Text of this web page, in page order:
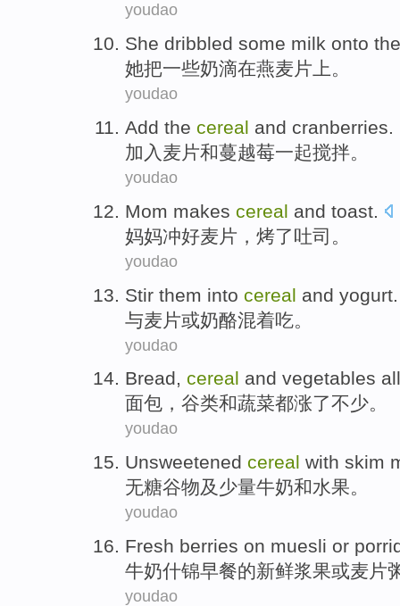
youdao
She dribbled some milk onto the
她把一些奶滴在燕麦片 上。
youdao
Add the cereal and cranberries.
加入 麦片和蔓越莓一起搅拌。
youdao
Mom makes cereal and toast.
妈妈冲好麦片，烤了吐司。
youdao
Stir them into cereal and yogurt
与麦片或奶酪混着吃。
youdao
Bread, cereal and vegetables all
面包 ， 谷类和蔬菜都涨了不少。
youdao
Unsweetened cereal with skim
无糖谷物及少量牛奶和水果。
youdao
Fresh berries on muesli or
牛奶什锦早餐的新鲜浆果或麦片
youdao